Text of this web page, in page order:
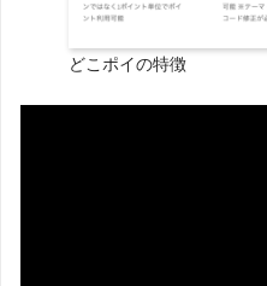
どこポイの特徴